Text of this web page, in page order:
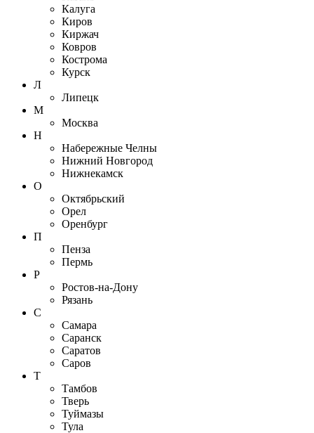
Калуга
Киров
Киржач
Ковров
Кострома
Курск
Л
Липецк
М
Москва
Н
Набережные Челны
Нижний Новгород
Нижнекамск
О
Октябрьский
Орел
Оренбург
П
Пенза
Пермь
Р
Ростов-на-Дону
Рязань
С
Самара
Саранск
Саратов
Саров
Т
Тамбов
Тверь
Туймазы
Тула